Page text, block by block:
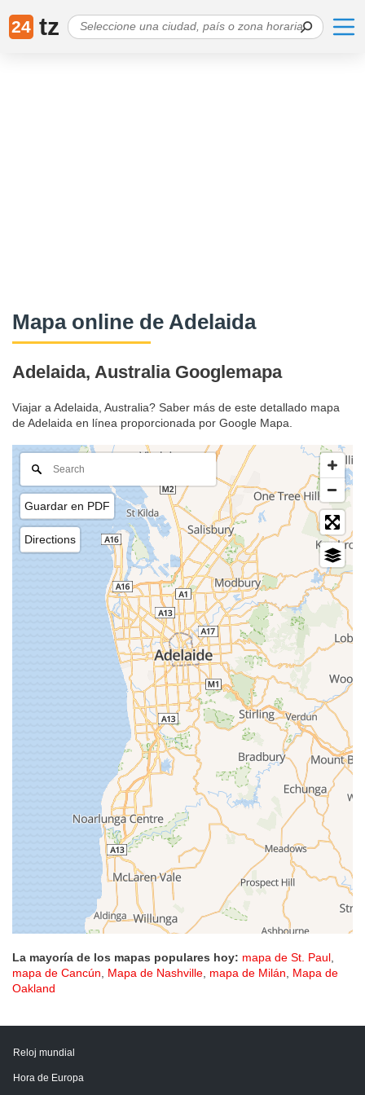
24 tz
Mapa online de Adelaida
Adelaida, Australia Googlemapa
Viajar a Adelaida, Australia? Saber más de este detallado mapa
de Adelaida en línea proporcionada por Google Mapa.
Guardar en PDF
Directions
La mayoría de los mapas populares hoy: mapa de St. Paul,
mapa de Cancún, Mapa de Nashville, mapa de Milán, Mapa de
Oakland
Reloj mundial
Hora de Europa